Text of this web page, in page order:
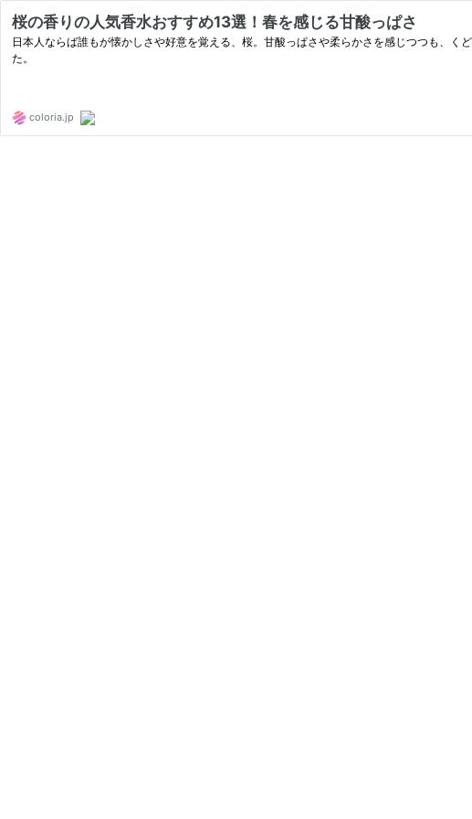
桜の香りの人気香水おすすめ13選！春を感じる甘酸っぱさ
日本人ならば誰もが懐かしさや好意を覚える、桜。甘酸っぱさや柔らかさを感じつつも、
た。
coloria.jp